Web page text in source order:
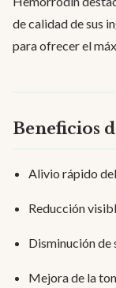
de calidad de sus
para ofrecer el
Beneficios
Alivio rápido
Reducción
Disminución de
Mejora de la